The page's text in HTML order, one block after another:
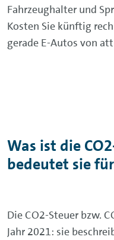
Fahrzeughalter und
Kosten Sie künftig
gerade E-Autos von
Was ist die
bedeutet sie
Die CO2-Steuer bzw.
Jahr 2021: sie